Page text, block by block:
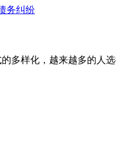
务纠纷
多样化，越来越多的